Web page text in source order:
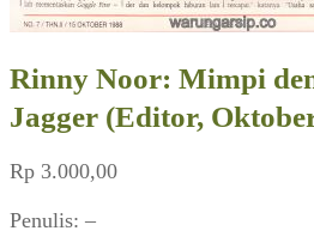
Rinny Noor: Mimpi
Jagger (Editor,
Rp 3.000,00
Penulis: –